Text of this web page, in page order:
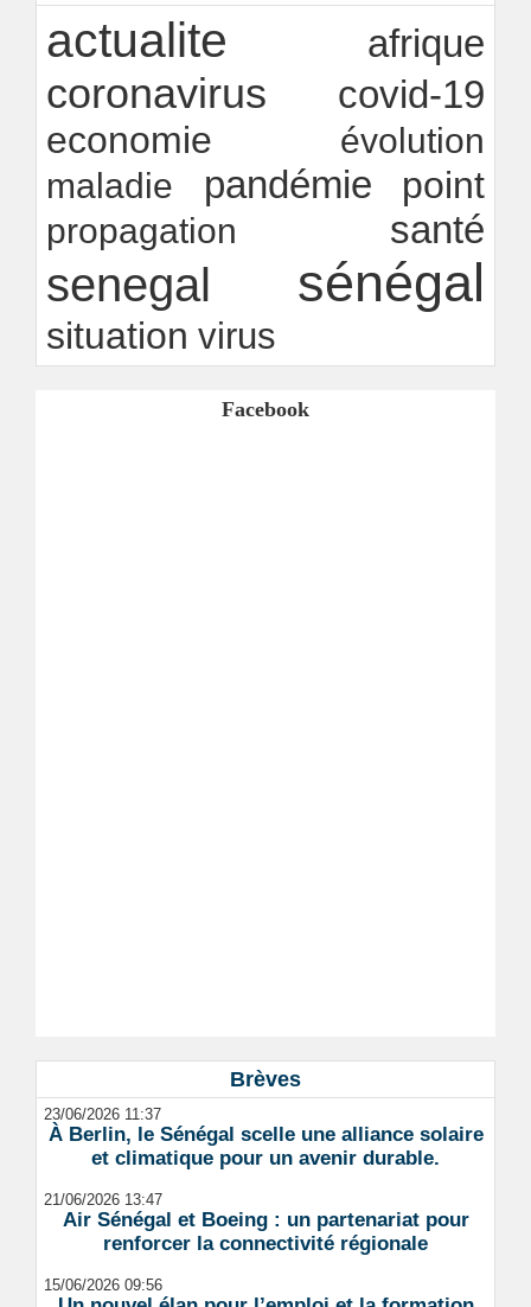
Rapport Bceao 2025 : résilience, transition et
innovation
24/07/2026 -Ndakhté M. GAYE
actualite afrique
coronavirus covid-19
economie
évolution
maladie
pandémie point
propagation santé
senegal sénégal
situation virus
Facebook
Brèves
23/06/2026 11:37
À Berlin, le Sénégal scelle une alliance solaire
et climatique pour un avenir durable.
21/06/2026 13:47
Air Sénégal et Boeing : un partenariat pour
renforcer la connectivité régionale
15/06/2026 09:56